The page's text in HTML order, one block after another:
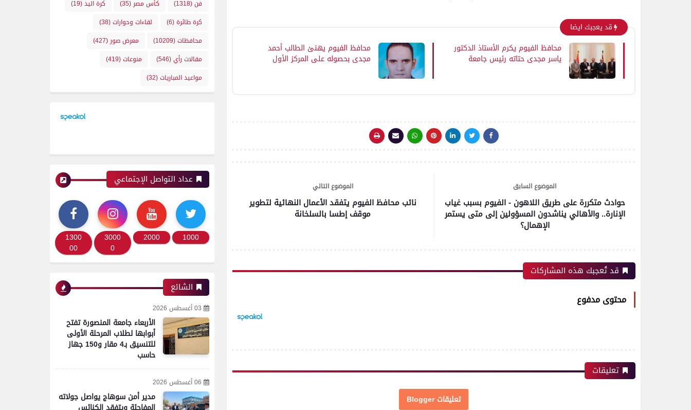
قد يعجبك ايضا
محافظ الفيوم يكرم الأستاذ الدكتور
ياسر مجدي حتاته رئيس جامعة
محافظ الفيوم يهنئ الطالب أحمد
مجدي بحصوله على المركز الأول
الموضوع التالي
نائب محافظ الفيوم يتفقد الأعمال النهائية لتطوير
موقف إطسا بالسلخانة
الموضوع السابق
حوادث متكررة على طريق اللاهون - الفيوم بسبب غياب
الإنارة.. والأهالي يناشدون المسؤولين إلى متى يستمر
الإهمال؟
قد تُعجبك هذه المشاركات
محتوى مدفوع
تعليقات
تعليقات Blogger
فن(1318) كأس مصر (35) كرة اليد(19)
كرة طائرة(6) لقاءات وحوارات(38)
محافظات(10209) معرض صور (427)
مقالات رأي(546) منوعات(419)
مواعيد المباريات(32)
عداد التواصل الإجتماعي
1000
2000
3000
0
1300
00
الشائع
03 أغسطس 2026
الأربعاء جامعة المنصورة تفتح
أبوابها لطلاب المرحلة الأولى
للتنسيق بـ4 مقار و150 جهاز
حاسب
06 أغسطس 2026
مدير أمن سوهاج يواصل جولاته
اتحاد العاصمة الجزائرى بطلاً
للمرة الثانية في تاريخه
رياضة
كأس الكونفدرالية الإفريقية
محافظات
دون إصابات فى جرجا
بسوهاج.. إخماد حريق في
منزل بسبب «تطاير الشرر من
فرن بلدي»
محافظات
محافظ بني سويف يعتمد
تخفيض تنسيق القبول
بالثانوي العام من 236 إلى